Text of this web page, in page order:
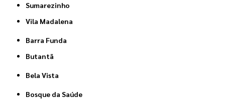
Sumarezinho
Vila Madalena
Barra Funda
Butantã
Bela Vista
Bosque da Saúde